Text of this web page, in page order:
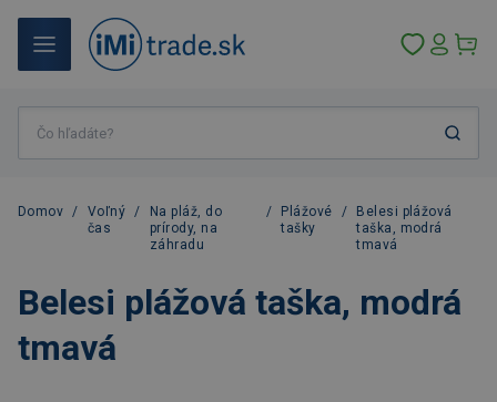
Domov /
Voľný
čas
/
Na pláž, do
prírody, na
záhradu
/
Plážové
tašky
/
Belesi plážová
taška, modrá
tmavá
Belesi plážová taška, modrá
tmavá